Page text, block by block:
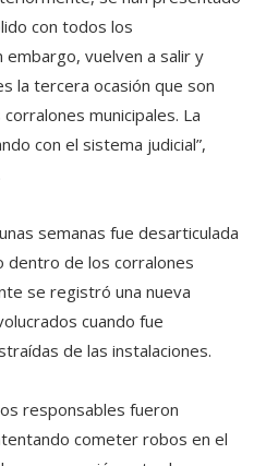
con todos los
vuelven a salir y
la tercera ocasión que son
municipales. La
con el sistema judicial”,
semanas fue desarticulada
dentro de los corralones
se registró una nueva
cuando fue
de las instalaciones.
responsables fueron
cometer robos en el